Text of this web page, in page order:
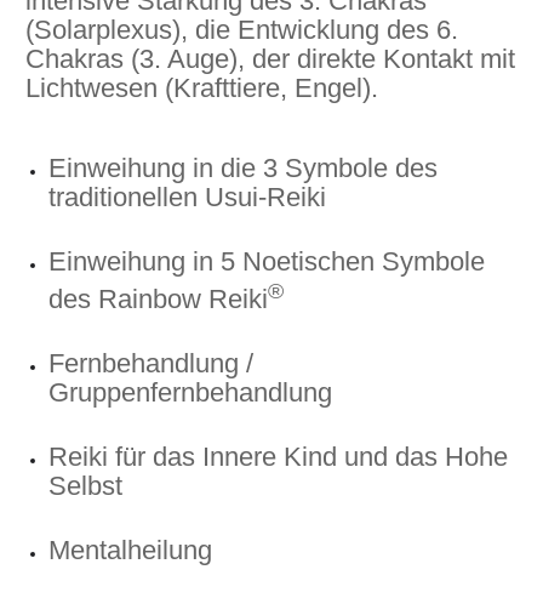
(Solarplexus), die Entwicklung des 6.
Chakras (3. Auge), der direkte Kontakt mit
Lichtwesen (Krafttiere, Engel).
Einweihung in die 3 Symbole des
traditionellen Usui-Reiki
Einweihung in 5 Noetischen Symbole
des Rainbow Reiki®
Fernbehandlung /
Gruppenfernbehandlung
Reiki für das Innere Kind und das Hohe
Selbst
Mentalheilung